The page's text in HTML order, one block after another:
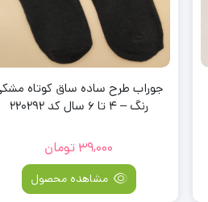
جوراب دخترانه طرح دو رنگ ساق
کوتاه سفید رنگ – 4 تا 6 سال
49,000 تومان
مشاهده محصول